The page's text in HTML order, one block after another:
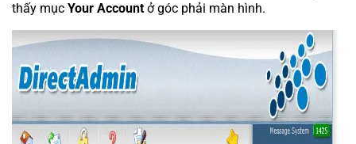
thấy mục Your Accountở góc phải màn hình.